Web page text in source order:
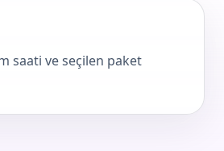
saati ve seçilen paket